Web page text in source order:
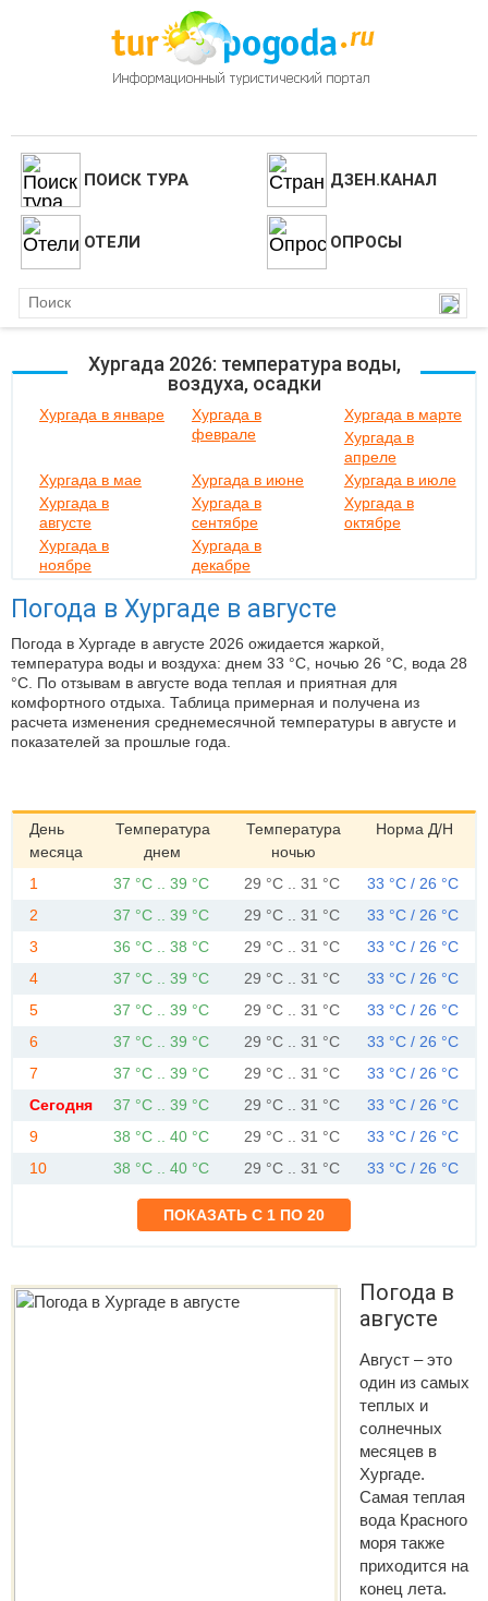
ПОИСК ТУРА ДЗЕН.КАНАЛ
ОТЕЛИ ОПРОСЫ
Хургада 2026: температура воды,
воздуха, осадки
Хургада в январе
Хургада в
феврале
Хургада в марте
Хургада в
апреле
Хургада в мае
Хургада в июне
Хургада в июле
Хургада в
августе
Хургада в
сентябре
Хургада в
октябре
Хургада в
ноябре
Хургада в
декабре
Погода в Хургаде в августе
Погода в Хургаде в августе 2026 ожидается жаркой,
температура воды и воздуха: днем 33 °C, ночью 26 °C, вода 28
°C. По отзывам в августе вода теплая и приятная для
комфортного отдыха. Таблица примерная и получена из
расчета изменения среднемесячной температуры в августе и
показателей за прошлые года.
День
месяца
Температура
днем
Температура
ночью
Норма Д/Н
1 37 °C .. 39 °C 29 °C .. 31 °C
33 °C / 26 °C
2
37 °C .. 39 °C 29 °C .. 31 °C
33 °C / 26 °C
3
36 °C .. 38 °C 29 °C .. 31 °C
33 °C / 26 °C
4
37 °C .. 39 °C 29 °C .. 31 °C
33 °C / 26 °C
5
37 °C .. 39 °C 29 °C .. 31 °C
33 °C / 26 °C
6
37 °C .. 39 °C 29 °C .. 31 °C
33 °C / 26 °C
7
37 °C .. 39 °C 29 °C .. 31 °C
33 °C / 26 °C
Сегодня
37 °C .. 39 °C 29 °C .. 31 °C
33 °C / 26 °C
9
38 °C .. 40 °C 29 °C .. 31 °C
33 °C / 26 °C
10
38 °C .. 40 °C 29 °C .. 31 °C 33 °C / 26 °C
Погода в
августе
Август – это
один из самых
теплых и
солнечных
месяцев в
Хургаде.
Самая теплая
вода Красного
моря также
приходится на
конец лета.